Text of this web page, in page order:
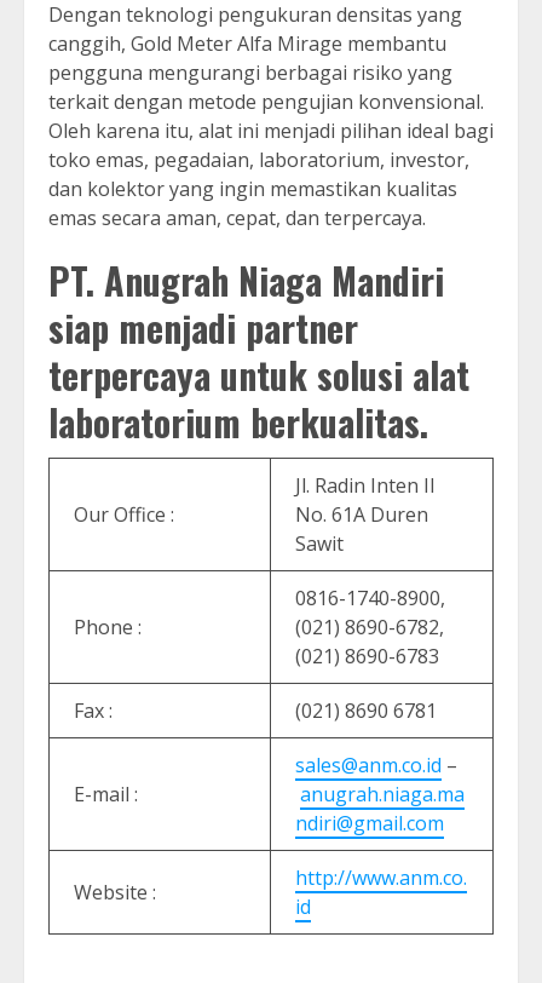
Dengan teknologi pengukuran densitas yang
canggih, Gold Meter Alfa Mirage membantu
pengguna mengurangi berbagai risiko yang
terkait dengan metode pengujian konvensional.
Oleh karena itu, alat ini menjadi pilihan ideal bagi
toko emas, pegadaian, laboratorium, investor,
dan kolektor yang ingin memastikan kualitas
emas secara aman, cepat, dan terpercaya.
PT. Anugrah Niaga Mandiri
siap menjadi partner
terpercaya untuk solusi alat
laboratorium berkualitas.
Our Office :
Jl. Radin Inten II
No. 61A Duren
Sawit
Phone :
0816-1740-8900,
(021) 8690-6782,
(021) 8690-6783
Fax : (021) 8690 6781
E-mail :
sales@anm.co.id –
anugrah.niaga.ma
ndiri@gmail.com
Website :
http://www.anm.co.
id